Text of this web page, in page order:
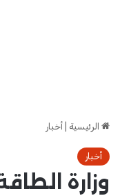
الرئيسية أخبار
أخبار
وزارة